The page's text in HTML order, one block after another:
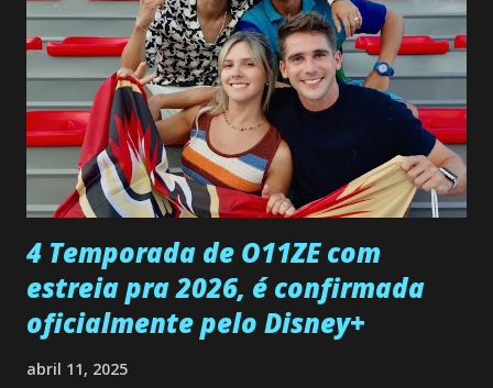
entra no quarto de Gabriel e imagina como seria o
encontro deles, quando conseguir seduzi-lo. Manuel avisa a
Paula sobre a suposta infidelidade de Gabriel com Joana.
Rogerio consegue se livrar de todas as suspeitas pelo
desaparecimento de Francisco, apontando que ele poderia
ter sido vítima da fúria de Gabriel. Artur informa a Gabriel
que a clínica inseminou por engano outra paciente, que está
...
4 Temporada de O11ZE com
estreia pra 2026, é confirmada
oficialmente pelo Disney+
abril 11, 2025